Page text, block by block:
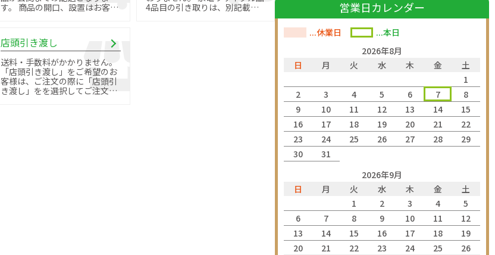
す。 商品の開口、設置はお客様
4品目の引き取りは、別記載の
店頭引き渡し
送料・手数料がかかりません。
「店頭引き渡し」をご希望のお
客様は、ご注文の際に「店頭引
き渡し」をを選択してご注文く
営業日カレンダー
...休業日
...本日
2026年8月
日
月 火 水 木 金
土
1
2
3 4 5 6 7
8
9
10 11 12 13 14
15
16
17 18 19 20 21
22
23
24 25 26 27 28
29
30
31
2026年9月
日
月 火 水 木 金
土
1
2 3 4
5
6
7 8 9 10 11
12
13
14 15 16 17 18
19
20
21 22 23 24 25
26